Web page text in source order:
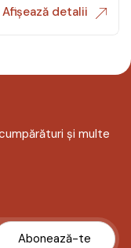
Afișează detalii
și multe
Abonează-te